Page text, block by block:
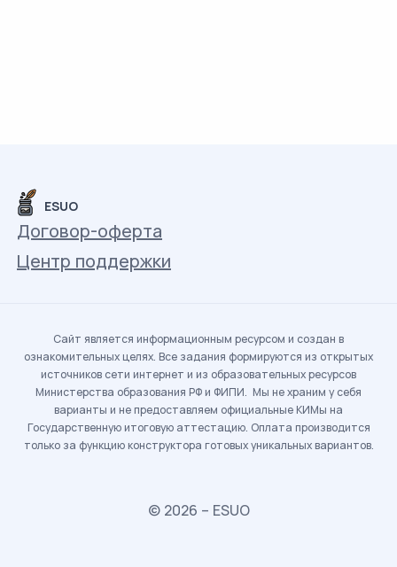
ESUO
Договор-оферта
Центр поддержки
Сайт является информационным ресурсом и создан в
ознакомительных целях. Все задания формируются из открытых
источников сети интернет и из образовательных ресурсов
Министерства образования РФ и ФИПИ. Мы не храним у себя
варианты и не предоставляем официальные КИМы на
Государственную итоговую аттестацию. Оплата производится
только за функцию конструктора готовых уникальных вариантов.
© 2026 – ESUO